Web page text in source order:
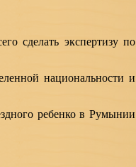
сделать экспертизу по
национальности и
ребенко в Румынии